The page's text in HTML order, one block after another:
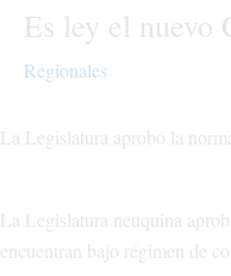
Es ley el nuevo
Regionales
La Legislatura aprobó la
La Legislatura neuquina
encuentran bajo régimen de